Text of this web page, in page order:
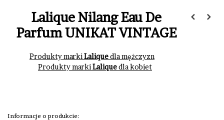
Lalique Nilang Eau De
Parfum UNIKAT VINTAGE
Produkty markiLaliquedla mężczyzn
Produkty markiLaliquedla kobiet
Informacje o produkcie: